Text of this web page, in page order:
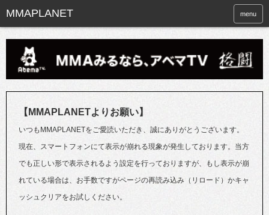
menu
【MMAPLANETよりお願い】
いつもMMAPLANETをご愛読いただき、誠にありがとうございます。
現在、スマートフォンにて表示が崩れる現象が発生しております。当方
でも正しい形で表示されるよう設定を行っておりますが、もし表示が崩
れている場合は、お手数ですがページの再読み込み（リロード）かキャ
ッシュクリアをお試しください。